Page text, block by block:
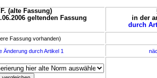
(alte Fassung)
geltenden Fassung
in der
durch
Fassung vorhanden)
Änderung durch Artikel 1